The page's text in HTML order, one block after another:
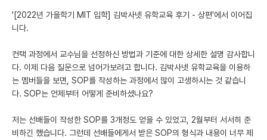
이벤트
이벤트
반도체 아카데미
'[2022년 가을학기 MIT 입학] 김박사넷 유학교육 후기 - 상편'에서 이어집
니다.
컨택 과정에서 교수님을 선정하신 방법과 기준에 대한 상세한 설명 감사합니
다. 이제 다음 질문으로 넘어가보려고 합니다. 김박사넷 유학교육을 이용하
는 멤버들을 보면, SOP를 작성하는 과정에서 많이 고생하시는 것 같습니
다. SOP는 언제부터 어떻게 준비하셨나요?
저는 선배들이 작성한 SOP를 3개정도 얻을 수 있었고, 2월부터 서서히 준
비하긴 했습니다. 그런데 선배들에게서 받은 SOP의 형식과 내용이 너무 제